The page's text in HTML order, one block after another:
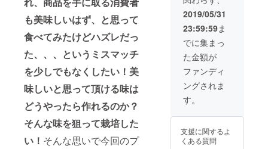
も美味しいはず、と思って
食べてみたけどハズレだっ
た、、、というミスマッチ
を少しでもなくしたい！美
味しいと思って頂ける味は
どうやったら作れるのか？
そんな味を狙って栽培した
い！ そんな思いで今回のプ
け予定
日は収
よって
前後し
ます
が、6月
中旬～7
月上旬
を予定
中旬～7
月上旬
を予定
してい
ます）
ますが、6月中旬
～7月上旬を予定
2019/05/31
23:59:59ま
でに集まっ
た金額が
ファンディ
ングされま
す。
支援に関するよ
くある質問